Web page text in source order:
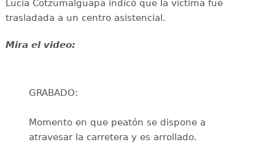
Lucia Cotzumalguapa indicó que la víctima fue
trasladada a un centro asistencial.
Mira el video:
GRABADO:
Momento en que peatón se dispone a
atravesar la carretera y es arrollado.